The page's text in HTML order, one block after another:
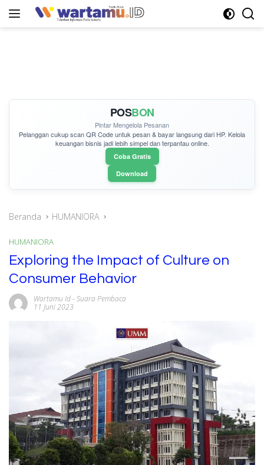
POSBON
Pintar Mengelola Pesanan
Pelanggan cukupscan QR Codeuntuk pesan & bayar langsung dari HP. Kelola
keuangan bisnis jadi lebih simpel dan terpantau online.
Coba Gratis
Download
Beranda HUMANIORA
HUMANIORA
Exploring the Impact of Culture on
Consumer Behavior
Wartamu Id- Suara Pembaca
11 Juni 2023